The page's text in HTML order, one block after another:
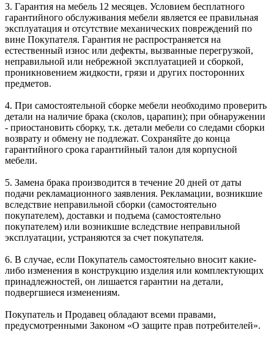
3. Гарантия на мебель 12 месяцев. Условием бесплатного
гарантийного обслуживания мебели является ее правильная
эксплуатация и отсутствие механических повреждений по
вине Покупателя. Гарантия не распространяется на
естественный износ или дефекты, вызванные перегрузкой,
неправильной или небрежной эксплуатацией и сборкой,
проникновением жидкости, грязи и других посторонних
предметов.
4. При самостоятельной сборке мебели необходимо проверить
детали на наличие брака (сколов, царапин); при обнаружении
- приостановить сборку, т.к. детали мебели со следами сборки
возврату и обмену не подлежат. Сохраняйте до конца
гарантийного срока гарантийный талон для корпусной
мебели.
5. Замена брака производится в течение 20 дней от даты
подачи рекламационного заявления. Рекламации, возникшие
вследствие неправильной сборки (самостоятельно
покупателем), доставки и подъема (самостоятельно
покупателем) или возникшие вследствие неправильной
эксплуатации, устраняются за счет покупателя.
6. В случае, если Покупатель самостоятельно вносит какие-
либо изменения в конструкцию изделия или комплектующих
принадлежностей, он лишается гарантии на детали,
подвергшиеся изменениям.
Покупатель и Продавец обладают всеми правами,
предусмотренными Законом «О защите прав потребителей».